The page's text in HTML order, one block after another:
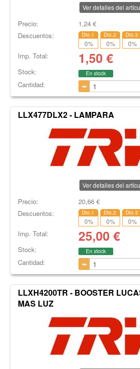
Ver detalles del
Precio: 1,24€
Descuentos:
Dto.1
0%
Dto.2
0%
Dto.3
0%
Imp. Total: 1,50 €
Stock: En stock
Cantidad:
LLX477DLX2 - LAMPARA
Ver detalles del
Precio: 20,66€
Descuentos:
Dto.1
0%
Dto.2
0%
Dto.3
0%
Imp. Total: 25,00 €
Stock: En stock
Cantidad:
LLXH4200TR - BOOSTER
MAS LUZ